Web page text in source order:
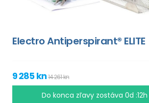
Electro Antiperspirant® ELITE
9 285 kn14 261 kn
Do konca zľavy zostáva0d